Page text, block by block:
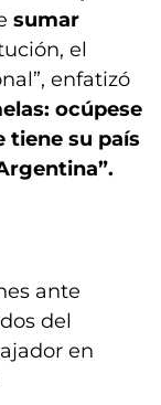
sumar
el
enfatizó
ocúpese
tiene su país
ante
del
en